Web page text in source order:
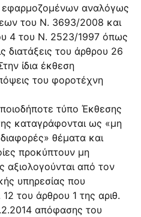
εφαρμοζομένων αναλόγως
του N. 3693/2008 και
4 του N. 2523/1997 όπως
διατάξεις του άρθρου 26
ίδια έκθεση
του φοροτέχνη
τύπο Έκθεσης
καταγράφονται ως «μη
θέματα και
προκύπτουν μη
αξιολογούνται από τον
υπηρεσίας που
του άρθρου 1 της αριθ.
απόφασης του